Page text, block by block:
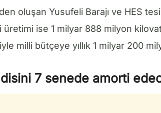
oluşan Yusufeli Barajı ve HES
üretimi ise 1 milyar 888 milyon
milli bütçeye yıllık 1 milyar 200
7 senede amorti